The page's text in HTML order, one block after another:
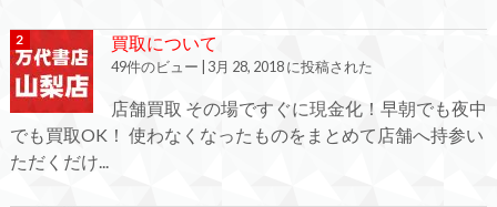
買取について
49件のビュー 3月 28, 2018 に投稿された
店舗買取 その場ですぐに現金化！早朝でも夜中
でも買取OK！ 使わなくなったものをまとめて店舗へ持参い
ただくだけ...